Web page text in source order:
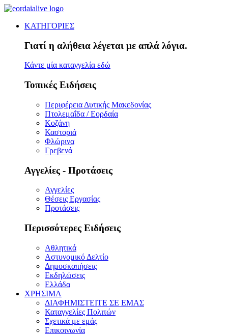
ΚΑΤΗΓΟΡΙΕΣ
Γιατί η αλήθεια λέγεται με απλά λόγια.
Κάντε μία καταγγελία εδώ
Τοπικές Ειδήσεις
Περιφέρεια Δυτικής Μακεδονίας
Πτολεμαΐδα / Εορδαία
Κοζάνη
Καστοριά
Φλώρινα
Γρεβενά
Αγγελίες - Προτάσεις
Αγγελίες
Θέσεις Εργασίας
Προτάσεις
Περισσότερες Ειδήσεις
Αθλητικά
Αστυνομικό Δελτίο
Δημοσκοπήσεις
Εκδηλώσεις
Ελλάδα
ΧΡΗΣΙΜΑ
ΔΙΑΦΗΜΙΣΤΕΙΤΕ ΣΕ ΕΜΑΣ
Καταγγελίες Πολιτών
Σχετικά με εμάς
Επικοινωνία